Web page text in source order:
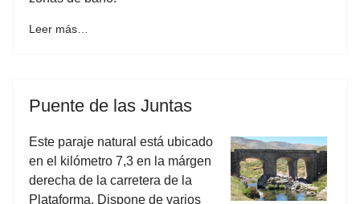
Leer más…
Puente de las Juntas
Este paraje natural está ubicado
en el kilómetro 7,3 en la márgen
derecha de la carretera de la
Plataforma. Dispone de varios